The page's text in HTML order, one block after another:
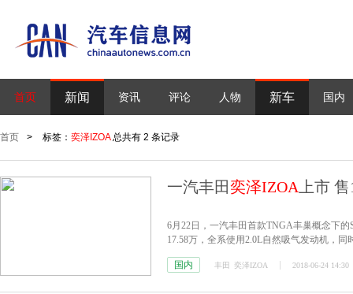
首页 新闻 资讯 评论 人物 新车 国内
首页 > 标签： 奕泽IZOA总共有 2 条记录
一汽丰田奕泽IZOA 上市
6月22日，一汽丰田首款TNGA丰巢概念下
17.58万，全系使用2.0L自然吸气发动机，
国内
丰田 奕泽IZOA 2018-06-24 14:30